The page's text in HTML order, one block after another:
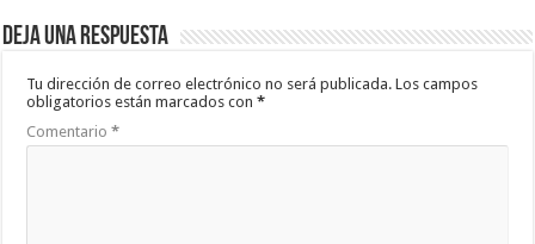
Deja una respuesta
Tu dirección de correo electrónico no será publicada. Los campos
obligatorios están marcados con*
Comentario*